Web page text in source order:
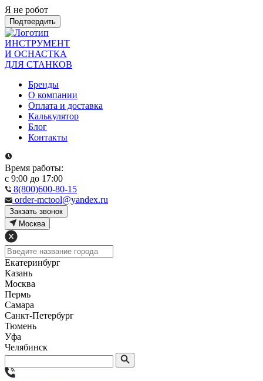
Я не робот
Подтвердить
ИНСТРУМЕНТ
И ОСНАСТКА
ДЛЯ СТАНКОВ
Бренды
О компании
Оплата и доставка
Калькулятор
Блог
Контакты
Время работы:
с 9:00 до 17:00
8(800)600-80-15
order-mctool@yandex.ru
Закзать звонок
Москва
Екатеринбург
Казань
Москва
Пермь
Самара
Санкт-Петербург
Тюмень
Уфа
Челябинск